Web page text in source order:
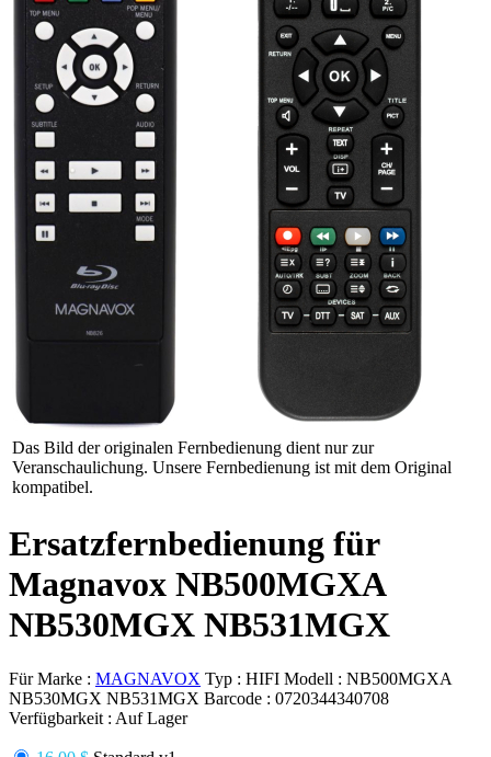
Das Bild der originalen Fernbedienung dient nur zur
Veranschaulichung. Unsere Fernbedienung ist mit dem Original
kompatibel.
Ersatzfernbedienung für
Magnavox NB500MGXA
NB530MGX NB531MGX
Für Marke : MAGNAVOX Typ : HIFI Modell : NB500MGXA
NB530MGX NB531MGX Barcode : 0720344340708
Verfügbarkeit : Auf Lager